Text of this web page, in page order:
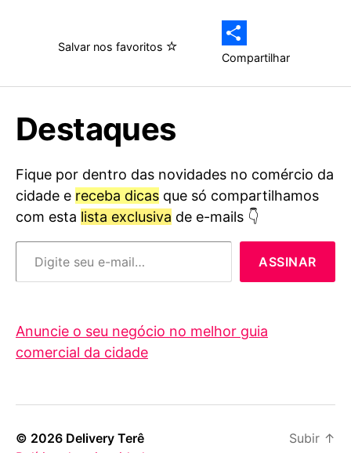
Salvar nos favoritos
Compartilhar
Destaques
Fique por dentro das novidades no comércio da
cidade e receba dicas que só compartilhamos
com esta lista exclusiva de e-mails 👇
Digite seu e-mail…
ASSINAR
Anuncie o seu negócio no melhor guia
comercial da cidade
© 2026 Delivery Terê
Subir ↑